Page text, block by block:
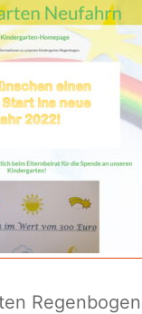
Regenbogen